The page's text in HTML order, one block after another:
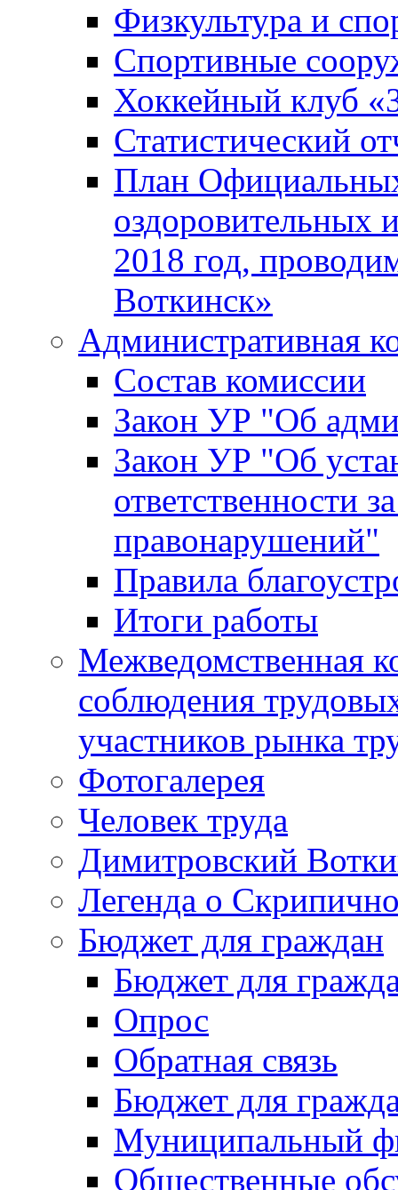
Физкультура и
Спортивные
Хоккейный клуб
Статистический
План
оздоровительных
2018 год,
Воткинск»
Административная
Состав комиссии
Закон УР "Об
Закон УР "Об
ответственности
правонарушений"
Правила
Итоги работы
Межведомственная
соблюдения
участников рынка
Фотогалерея
Человек труда
Димитровский
Легенда о
Бюджет для граждан
Бюджет для
Опрос
Обратная связь
Бюджет для
Муниципальный
Общественные